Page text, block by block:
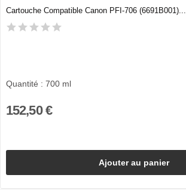
Cartouche Compatible Canon PFI-706 (6691B001)...
Quantité : 700 ml
152,50 €
Ajouter au panier